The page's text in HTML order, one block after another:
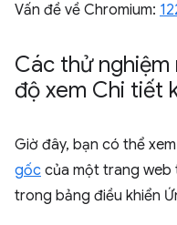
Vấn đề về Chromium:
Các thử
độ xem Chi tiết
Giờ đây, bạn có thể
gốc của một trang web
trong bảng điều khiển